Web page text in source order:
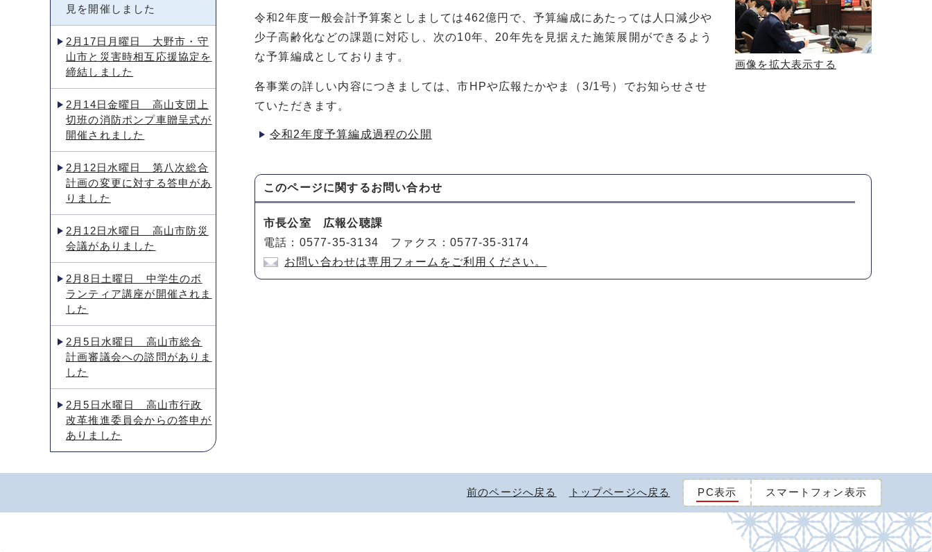
画像を拡大表示する
令和2年度一般会計予算案としましては462億円で、予算編成にあたっては人口減少や
少子高齢化などの課題に対応し、次の10年、20年先を見据えた施策展開ができるよう
な予算編成としております。
各事業の詳しい内容につきましては、市HPや広報たかやま（3/1号）でお知らせさせ
ていただきます。
令和2年度予算編成過程の公開
このページに関するお問い合わせ
市長公室 広報公聴課
電話：0577-35-3134 ファクス：0577-35-3174
お問い合わせは専用フォームをご利用ください。
見を開催しました
2月17日月曜日 大野市・守
山市と災害時相互応援協定を
締結しました
2月14日金曜日 高山支団上
切班の消防ポンプ車贈呈式が
開催されました
2月12日水曜日 第八次総合
計画の変更に対する答申があ
りました
2月12日水曜日 高山市防災
会議がありました
2月8日土曜日 中学生のボ
ランティア講座が開催されま
した
2月5日水曜日 高山市総合
計画審議会への諮問がありま
した
2月5日水曜日 高山市行政
改革推進委員会からの答申が
ありました
前のページへ戻る トップページへ戻る PC表示 スマートフォン表示